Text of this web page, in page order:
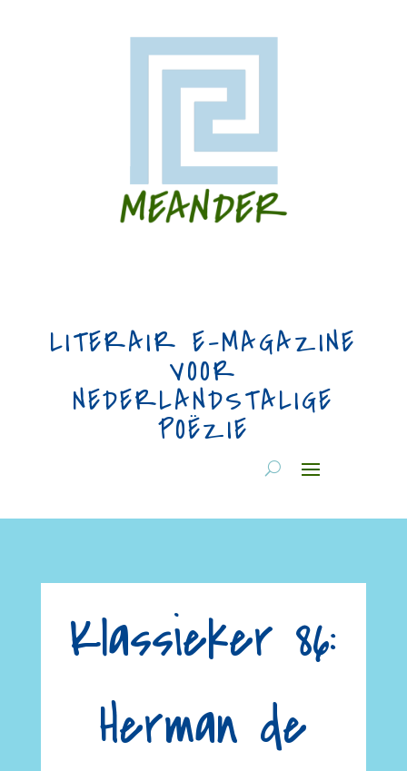
LITERAIR E-MAGAZINE
VOOR
NEDERLANDSTALIGE
POËZIE
Klassieker 86:
Herman de